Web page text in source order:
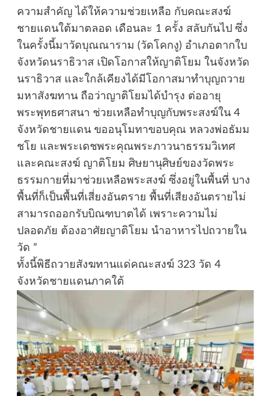
ความสำคัญ ได้ให้ความช่วยเหลือ กับคณะสงฆ์
ชายแดนใต้มาตลอด เดือนละ 1 ครั้ง สลับกันไป ซึ่ง
ในครั้งนี้มาวัดบุณณาราม (วัดโคกงู) อำเภอตากใบ
จังหวัดนราธิวาส เปิดโอกาสให้ญาติโยม ในจังหวัด
นราธิวาส และใกล้เคียงได้มีโอกาสมาทำบุญถวาย
มหาสังฆทาน ถือว่าญาติโยมได้บำรุง ต่ออายุ
พระพุทธศาสนา ช่วยเหลือทำบุญกับพระสงฆ์ใน 4
จังหวัดชายแดน ขออนุโมทาขอบคุณ หลวงพ่อธัมม
ชโย และพระเดชพระคุณพระภาวนาธรรมวิเทศ
และคณะสงฆ์ ญาติโยม ศิษยานุศิษย์ของวัดพระ
ธรรมกายที่มาช่วยเหลือพระสงฆ์ ซึ่งอยู่ในพื้นที่ บาง
พื้นที่ก็เป็นพื้นที่เสี่ยงอันตราย พื้นที่เสียงอันตรายไม่
สามารถออกรับบิณฑบาตได้ เพราะความไม่
ปลอดภัย ต้องอาศัยญาติโยม นำอาหารไปถวายใน
วัด ”
ทั้งนี้พิธีถวายสังฆทานแด่คณะสงฆ์ 323 วัด 4
จังหวัดชายแดนภาคใต้